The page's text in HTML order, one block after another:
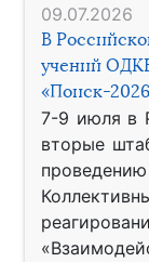
09.07.2026
В
учений
«Поиск-
7-9 июля в
вторые